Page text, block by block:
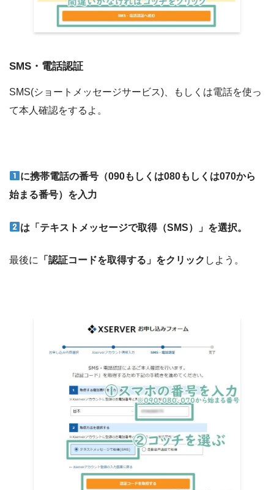
SMS・電話認証
SMS(ショートメッセージサービス)、もしくは電話を使っ
て本人確認をするよ。
に携帯電話の番号（090もしくは080もしくは070から
始まる番号）を入力
は「テキストメッセージで取得（SMS）」を選択。
最後に 「認証コードを取得する」をクリック しよう。